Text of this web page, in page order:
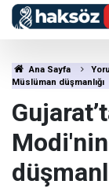
Ana Sayfa
Müslüman düşmanlığı